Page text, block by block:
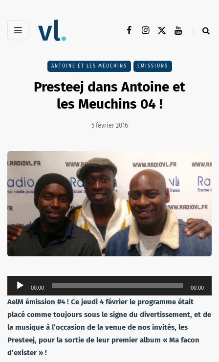
ANTOINE ET LES MEUCHINS EMISSIONS
Presteej dans Antoine et
les Meuchins 04 !
5 février 2016
Lecteur
audio
00:00 00:00
AelM émission #4 ! Ce jeudi 4 février le programme était
placé comme toujours sous le signe du divertissement, et de
la musique à l’occasion de la venue de nos invités, les
Presteej, pour la sortie de leur premier album « Ma facon
d’exister » !